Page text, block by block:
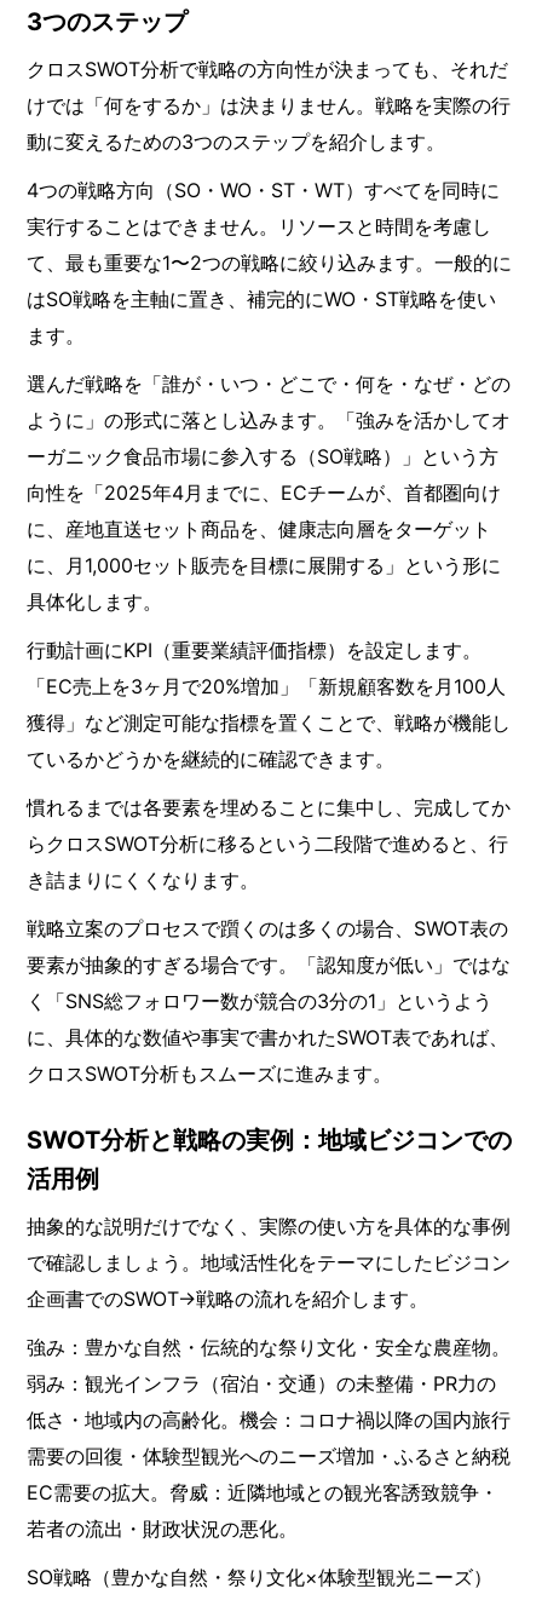
3つのステップ
クロスSWOT分析で戦略の方向性が決まっても、それだ
けでは「何をするか」は決まりません。戦略を実際の行
動に変えるための3つのステップを紹介します。
4つの戦略方向（SO・WO・ST・WT）すべてを同時に
実行することはできません。リソースと時間を考慮し
て、最も重要な1〜2つの戦略に絞り込みます。一般的に
はSO戦略を主軸に置き、補完的にWO・ST戦略を使い
ます。
選んだ戦略を「誰が・いつ・どこで・何を・なぜ・どの
ように」の形式に落とし込みます。「強みを活かしてオ
ーガニック食品市場に参入する（SO戦略）」という方
向性を「2025年4月までに、ECチームが、首都圏向け
に、産地直送セット商品を、健康志向層をターゲット
に、月1,000セット販売を目標に展開する」という形に
具体化します。
行動計画にKPI（重要業績評価指標）を設定します。
「EC売上を3ヶ月で20%増加」「新規顧客数を月100人
獲得」など測定可能な指標を置くことで、戦略が機能し
ているかどうかを継続的に確認できます。
慣れるまでは各要素を埋めることに集中し、完成してか
らクロスSWOT分析に移るという二段階で進めると、行
き詰まりにくくなります。
戦略立案のプロセスで躓くのは多くの場合、SWOT表の
要素が抽象的すぎる場合です。「認知度が低い」ではな
く「SNS総フォロワー数が競合の3分の1」というよう
に、具体的な数値や事実で書かれたSWOT表であれば、
クロスSWOT分析もスムーズに進みます。
SWOT分析と戦略の実例：地域ビジコンでの
活用例
抽象的な説明だけでなく、実際の使い方を具体的な事例
で確認しましょう。地域活性化をテーマにしたビジコン
企画書でのSWOT→戦略の流れを紹介します。
強み：豊かな自然・伝統的な祭り文化・安全な農産物。
弱み：観光インフラ（宿泊・交通）の未整備・PR力の
低さ・地域内の高齢化。機会：コロナ禍以降の国内旅行
需要の回復・体験型観光へのニーズ増加・ふるさと納税
EC需要の拡大。脅威：近隣地域との観光客誘致競争・
若者の流出・財政状況の悪化。
SO戦略（豊かな自然・祭り文化×体験型観光ニーズ）